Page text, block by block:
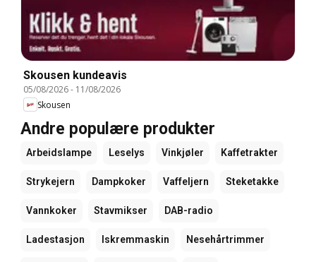
Skousen kundeavis
05/08/2026- 11/08/2026
Skousen
Andre populære produkter
Arbeidslampe Leselys Vinkjøler Kaffetrakter
Strykejern Dampkoker Vaffeljern Steketakke
Vannkoker Stavmikser DAB-radio
Ladestasjon Iskremmaskin Nesehårtrimmer